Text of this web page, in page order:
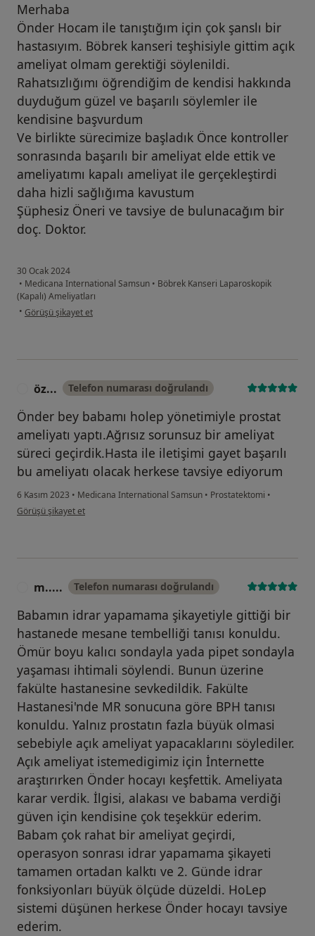
Merhaba
Önder Hocam ile tanıştığım için çok şanslı bir
hastasıyım. Böbrek kanseri teşhisiyle gittim açık
ameliyat olmam gerektiği söylenildi.
Rahatsızlığımı öğrendiğim de kendisi hakkında
duyduğum güzel ve başarılı söylemler ile
kendisine başvurdum
Ve birlikte sürecimize başladık Önce kontroller
sonrasında başarılı bir ameliyat elde ettik ve
ameliyatımı kapalı ameliyat ile gerçekleştirdi
daha hizli sağlığıma kavustum
Şüphesiz Öneri ve tavsiye de bulunacağım bir
doç. Doktor.
30 Ocak 2024
• Medicana International Samsun • Böbrek Kanseri Laparoskopik
(Kapalı) Ameliyatları
• kullanıcının görüşüne göre ay...n
Görüşü şikayet et
öz... Telefon numarası doğrulandı
Önder bey babamı holep yönetimiyle prostat
ameliyatı yaptı.Ağrısız sorunsuz bir ameliyat
süreci geçirdik.Hasta ile iletişimi gayet başarılı
bu ameliyatı olacak herkese tavsiye ediyorum
6 Kasım 2023 • Medicana International Samsun • Prostatektomi •
kullanıcının görüşüne göre öz...
Görüşü şikayet et
m..... Telefon numarası doğrulandı
Babamın idrar yapamama şikayetiyle gittiği bir
hastanede mesane tembelliği tanısı konuldu.
Ömür boyu kalıcı sondayla yada pipet sondayla
yaşaması ihtimali söylendi. Bunun üzerine
fakülte hastanesine sevkedildik. Fakülte
Hastanesi'nde MR sonucuna göre BPH tanısı
konuldu. Yalnız prostatın fazla büyük olmasi
sebebiyle açık ameliyat yapacaklarını söylediler.
Açık ameliyat istemedigimiz için İnternette
araştırırken Önder hocayı keşfettik. Ameliyata
karar verdik. İlgisi, alakası ve babama verdiği
güven için kendisine çok teşekkür ederim.
Babam çok rahat bir ameliyat geçirdi,
operasyon sonrası idrar yapamama şikayeti
tamamen ortadan kalktı ve 2. Günde idrar
fonksiyonları büyük ölçüde düzeldi. HoLep
sistemi düşünen herkese Önder hocayı tavsiye
ederim.